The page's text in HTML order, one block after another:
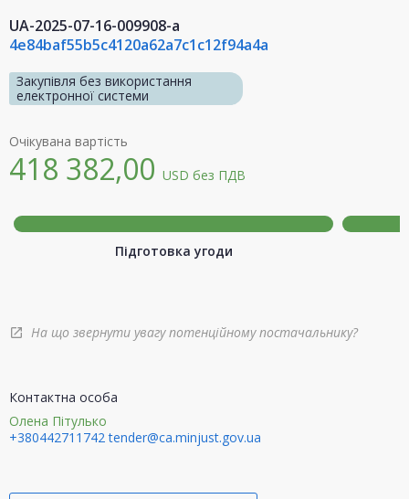
UA-2025-07-16-009908-a
4e84baf55b5c4120a62a7c1c12f94a4a
Закупівля без використання
електронної системи
Очікувана вартість
418 382,00 USD без ПДВ
Підготовка угоди
open_in_new На що звернути увагу потенційному постачальнику?
Контактна особа
Олена Пітулько
+380442711742 tender@ca.minjust.gov.ua